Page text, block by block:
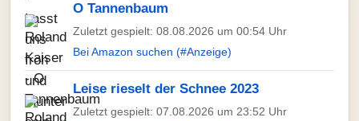
O Tannenbaum
Zuletzt gespielt: 08.08.2026 um 00:54 Uhr
Bei Amazon suchen (#Anzeige)
Leise rieselt der Schnee 2023
Zuletzt gespielt: 07.08.2026 um 23:52 Uhr